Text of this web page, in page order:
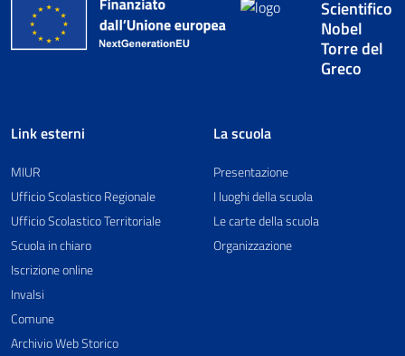
Scientifico
Nobel
Torre del
Greco
Link esterni
MIUR
Ufficio Scolastico Regionale
Ufficio Scolastico Territoriale
Scuola in chiaro
Iscrizione online
Invalsi
Comune
Archivio Web Storico
La scuola
Presentazione
I luoghi della scuola
Le carte della scuola
Organizzazione